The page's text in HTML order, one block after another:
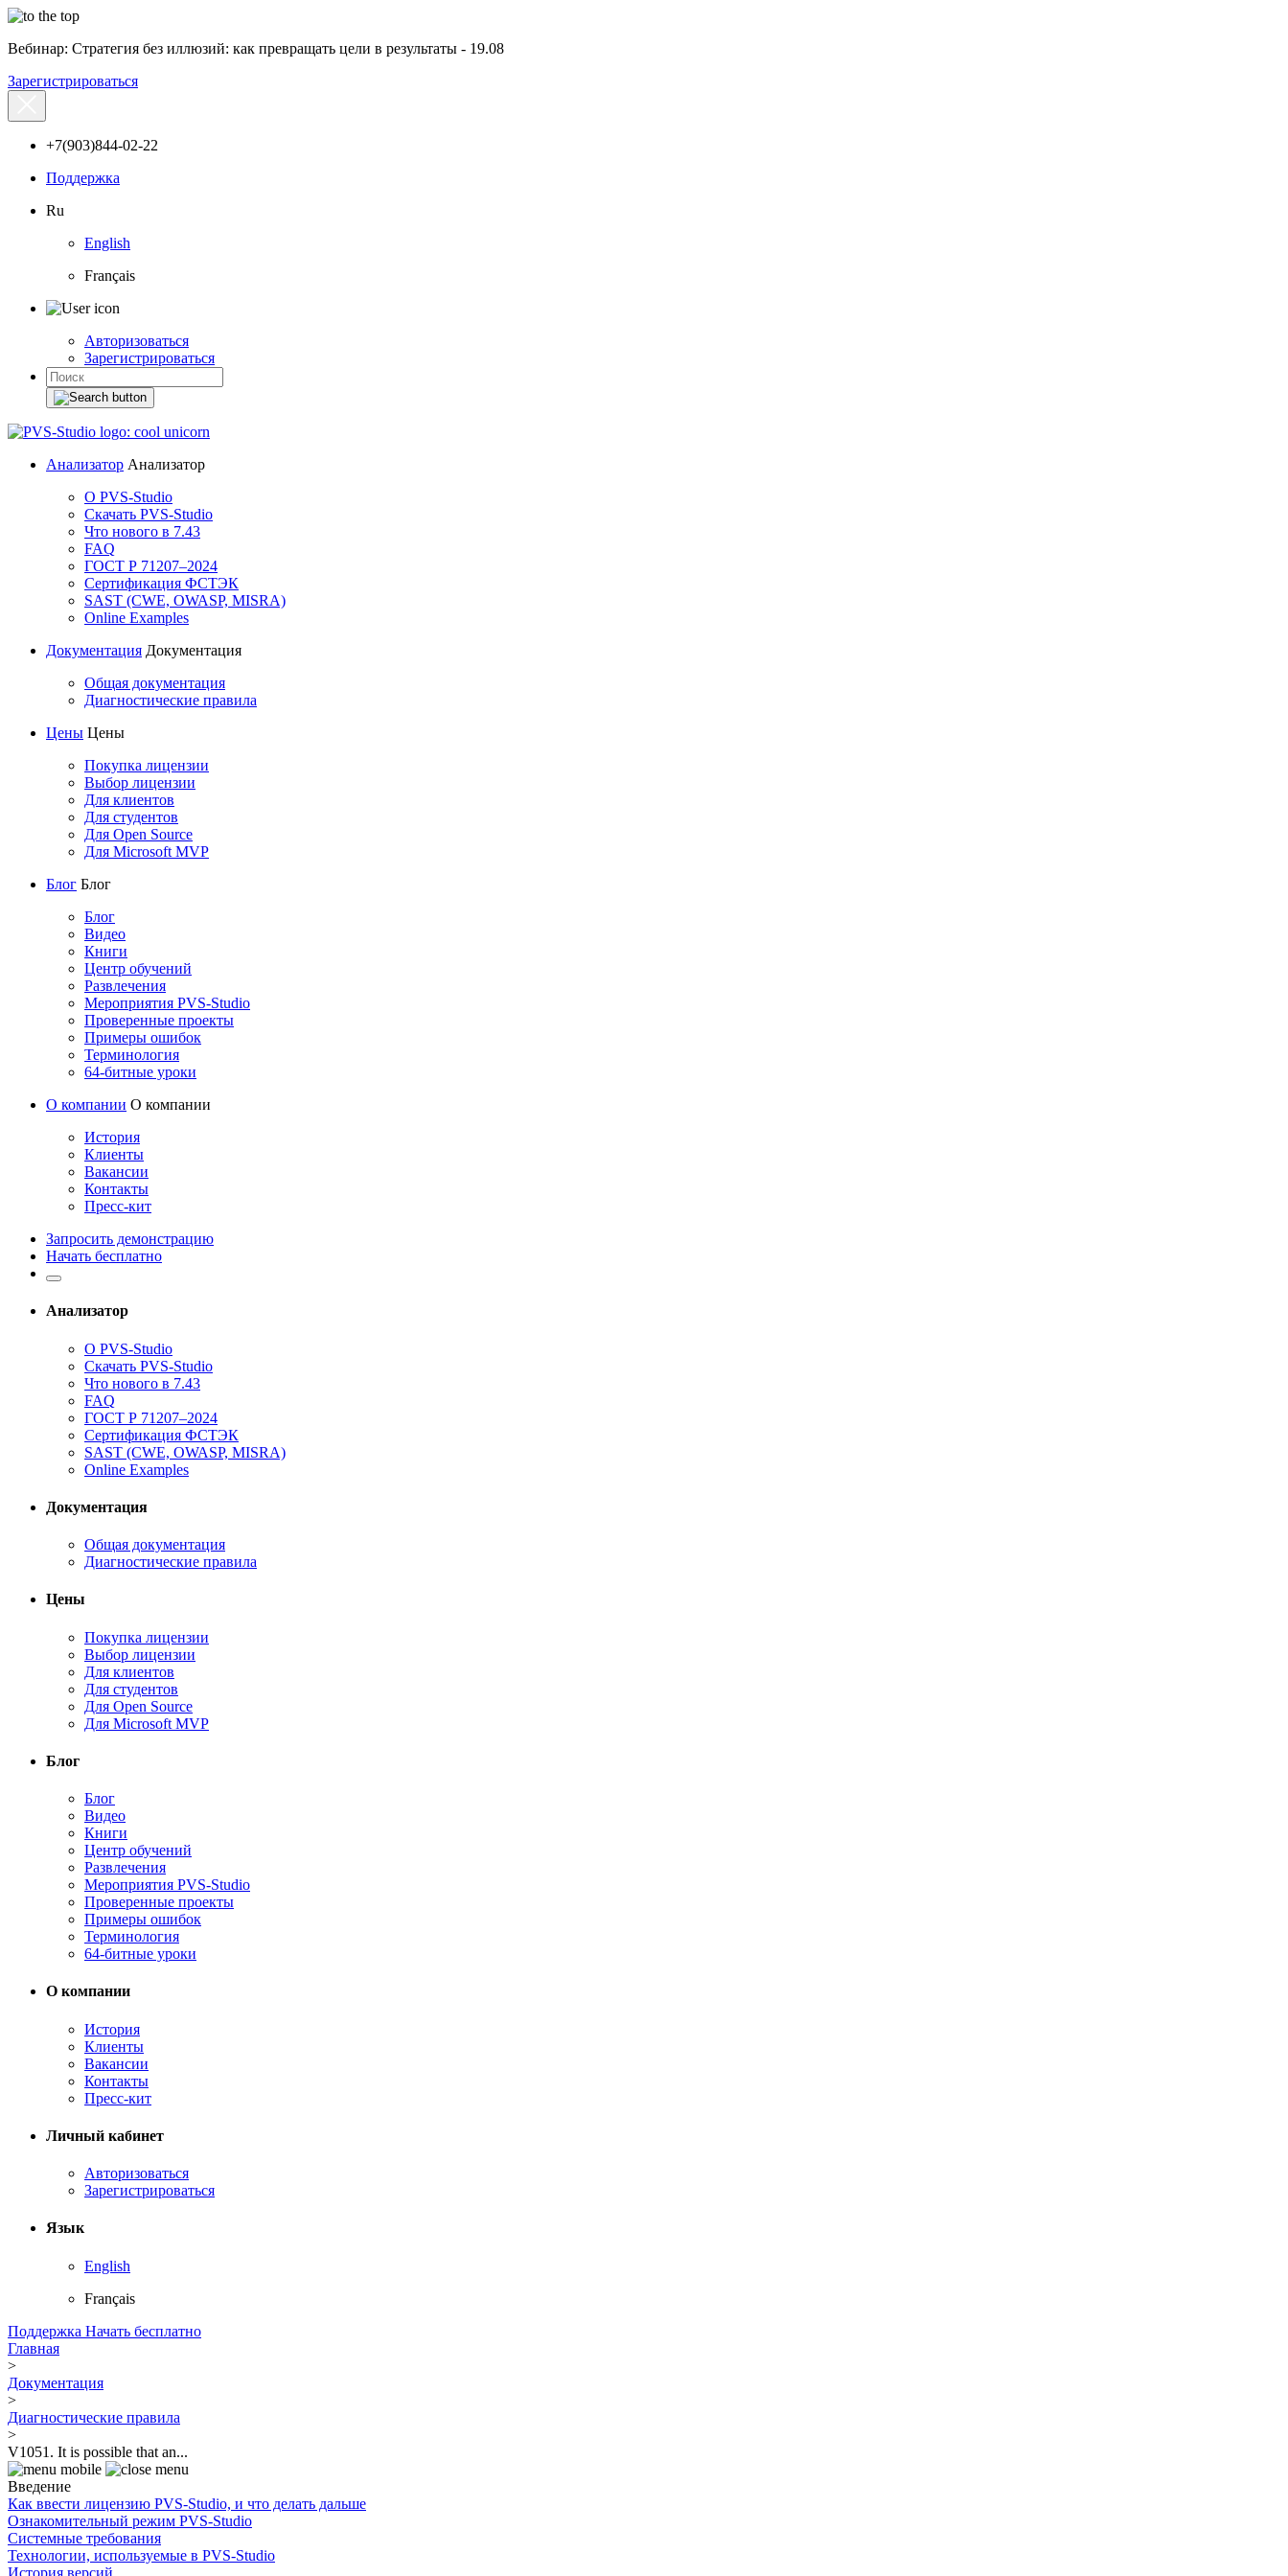
Вебинар: Стратегия без иллюзий: как превращать цели в результаты - 19.08
Зарегистрироваться
+7(903)844-02-22
Поддержка
Ru
English
Français
Авторизоваться
Зарегистрироваться
Анализатор Анализатор
О PVS-Studio
Скачать PVS-Studio
Что нового в 7.43
FAQ
ГОСТ Р 71207–2024
Сертификация ФСТЭК
SAST (CWE, OWASP, MISRA)
Online Examples
Документация Документация
Общая документация
Диагностические правила
Цены Цены
Покупка лицензии
Выбор лицензии
Для клиентов
Для студентов
Для Open Source
Для Microsoft MVP
Блог Блог
Блог
Видео
Книги
Центр обучений
Развлечения
Мероприятия PVS-Studio
Проверенные проекты
Примеры ошибок
Терминология
64-битные уроки
О компании О компании
История
Клиенты
Вакансии
Контакты
Пресс-кит
Запросить демонстрацию
Начать бесплатно
Анализатор
О PVS-Studio
Скачать PVS-Studio
Что нового в 7.43
FAQ
ГОСТ Р 71207–2024
Сертификация ФСТЭК
SAST (CWE, OWASP, MISRA)
Online Examples
Документация
Общая документация
Диагностические правила
Цены
Покупка лицензии
Выбор лицензии
Для клиентов
Для студентов
Для Open Source
Для Microsoft MVP
Блог
Блог
Видео
Книги
Центр обучений
Развлечения
Мероприятия PVS-Studio
Проверенные проекты
Примеры ошибок
Терминология
64-битные уроки
О компании
История
Клиенты
Вакансии
Контакты
Пресс-кит
Личный кабинет
Авторизоваться
Зарегистрироваться
Язык
English
Français
Поддержка Начать бесплатно
Главная
>
Документация
>
Диагностические правила
>
V1051. It is possible that an...
Введение
Как ввести лицензию PVS-Studio, и что делать дальше
Ознакомительный режим PVS-Studio
Системные требования
Технологии, используемые в PVS-Studio
История версий